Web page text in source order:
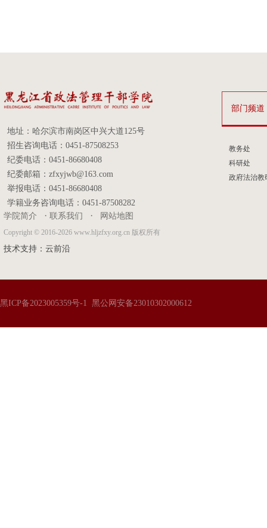
地址：哈尔滨市南岗区中兴大道125号
招生咨询电话：0451-87508253
纪委电话：0451-86680408
纪委邮箱：zfxyjwb@163.com
举报电话：0451-86680408
学籍业务咨询电话：0451-87508282
学院简介
· 联系我们 · 网站地图
Copyright © 2016-2026 www.hljzfxy.org.cn 版权所有
技术支持： 云前沿
部门频道
教务处
科研处
政府法治教
黑ICP备2023005359号-1 黑公网安备23010302000612